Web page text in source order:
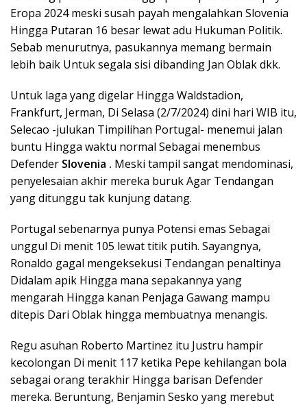
Eropa 2024 meski susah payah mengalahkan Slovenia
Hingga Putaran 16 besar lewat adu Hukuman Politik.
Sebab menurutnya, pasukannya memang bermain
lebih baik Untuk segala sisi dibanding Jan Oblak dkk.
Untuk laga yang digelar Hingga Waldstadion,
Frankfurt, Jerman, Di Selasa (2/7/2024) dini hari WIB itu,
Selecao -julukan Timpilihan Portugal- menemui jalan
buntu Hingga waktu normal Sebagai menembus
Defender Slovenia . Meski tampil sangat mendominasi,
penyelesaian akhir mereka buruk Agar Tendangan
yang ditunggu tak kunjung datang.
Portugal sebenarnya punya Potensi emas Sebagai
unggul Di menit 105 lewat titik putih. Sayangnya,
Ronaldo gagal mengeksekusi Tendangan penaltinya
Didalam apik Hingga mana sepakannya yang
mengarah Hingga kanan Penjaga Gawang mampu
ditepis Dari Oblak hingga membuatnya menangis.
Regu asuhan Roberto Martinez itu Justru hampir
kecolongan Di menit 117 ketika Pepe kehilangan bola
sebagai orang terakhir Hingga barisan Defender
mereka. Beruntung, Benjamin Sesko yang merebut